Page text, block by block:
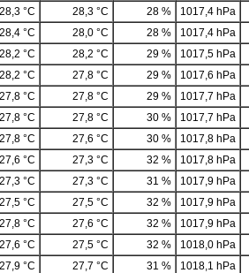
28,3 °C 28,3 °C 28 %
1017,4 hPa
28,4 °C 28,0 °C 28 %
1017,4 hPa
28,2 °C 28,2 °C 29 %
1017,5 hPa
28,2 °C 27,8 °C 29 %
1017,6 hPa
27,8 °C 27,8 °C 29 %
1017,7 hPa
27,8 °C 27,8 °C 30 %
1017,7 hPa
27,8 °C 27,6 °C 30 %
1017,8 hPa
27,6 °C 27,3 °C 32 %
1017,8 hPa
27,3 °C 27,3 °C 31 %
1017,9 hPa
27,5 °C 27,5 °C 32 %
1017,9 hPa
27,8 °C 27,6 °C 32 %
1017,9 hPa
27,6 °C 27,5 °C 32 %
1018,0 hPa
27,9 °C 27,7 °C 31 %
1018,1 hPa